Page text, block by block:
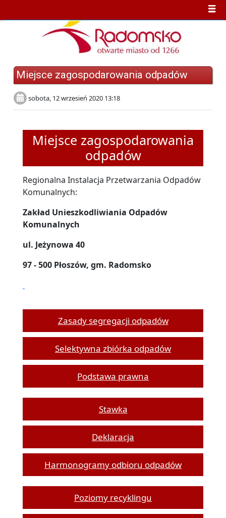
Miejsce zagospodarowania odpadów
sobota, 12 wrzesień 2020 13:18
Miejsce zagospodarowania
odpadów
Regionalna Instalacja Przetwarzania Odpadów
Komunalnych:
Zakład Unieszkodliwiania Odpadów
Komunalnych
ul. Jeżynowa 40
97 - 500 Płoszów, gm. Radomsko
Zasady segregacji odpadów
Selektywna zbiórka odpadów
Podstawa prawna
Stawka
Deklaracja
Harmonogramy odbioru odpadów
Poziomy recyklingu